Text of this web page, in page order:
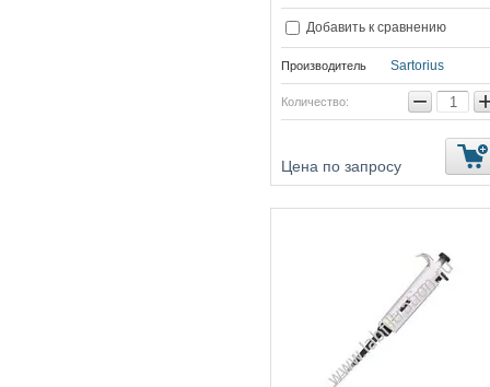
Добавить к сравнению
Производитель Sartorius
Количество: −
Цена по запросу